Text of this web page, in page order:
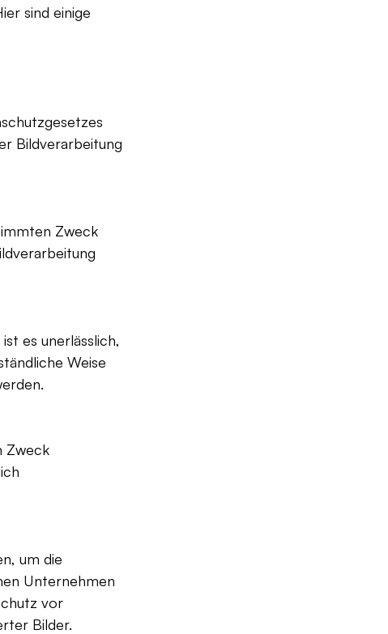
sind einige
Bildverarbeitung
Zweck
es unerlässlich,
Weise
Zweck
um die
Unternehmen
vor
Bilder.